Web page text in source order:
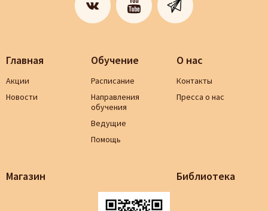
Главная
Акции
Новости
Обучение
Расписание
Направления
обучения
Ведущие
Помощь
О нас
Контакты
Пресса о нас
Магазин Библиотека